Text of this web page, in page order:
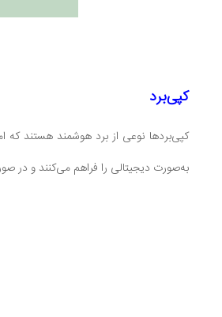
کپی‌برد
کپی‌بردها نوعی از برد هوشمند هستند که
به‌صورت دیجیتالی را فراهم می‌کنند و در